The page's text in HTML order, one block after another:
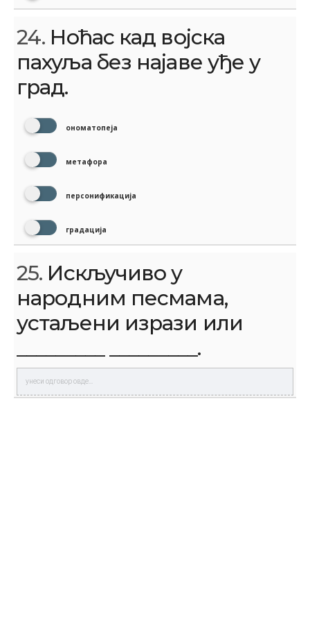
24. Ноћас кад војска
пахуља без најаве уђе у
град.
ономатопеја
метафора
персонификација
градација
25. Искључиво у
народним песмама,
устаљени изрази или
_________ _________.